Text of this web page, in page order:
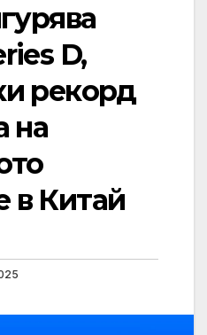
D,
рекорд
на
в Китай